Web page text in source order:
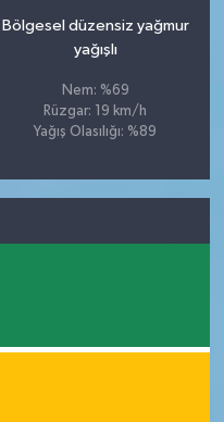
Bölgesel düzensiz yağmur
yağışlı
Nem: %69
Rüzgar: 19 km/h
Yağış Olasılığı: %89